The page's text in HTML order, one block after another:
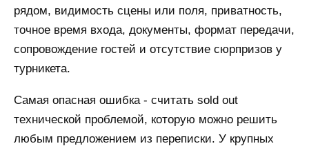
рядом, видимость сцены или поля, приватность,
точное время входа, документы, формат передачи,
сопровождение гостей и отсутствие сюрпризов у
турникета.
Самая опасная ошибка - считать sold out
технической проблемой, которую можно решить
любым предложением из переписки. У крупных